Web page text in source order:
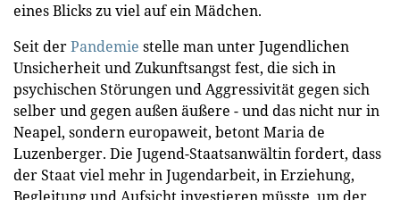
eines Blicks zu viel auf ein Mädchen.
Seit derPandemie stelle man unter Jugendlichen
Unsicherheit und Zukunftsangst fest, die sich in
psychischen Störungen und Aggressivität gegen sich
selber und gegen außen äußere - und das nicht nur in
Neapel, sondern europaweit, betont Maria de
Luzenberger. Die Jugend-Staatsanwältin fordert, dass
der Staat viel mehr in Jugendarbeit, in Erziehung,